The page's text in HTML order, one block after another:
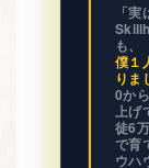
ビジネス
の設計図
全て見せ
「
も、
僕１
りま
0か
上げ
徒6
で育
ウハ